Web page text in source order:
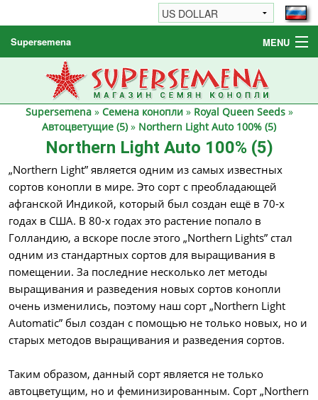
Supersemena MENU
Семена конопли
Другие товары
Как заказать / FAQ
Supersemena» Семена конопли» Royal Queen Seeds»
Автоцветущие (5)» Northern Light Auto 100% (5)
Northern Light Auto 100% (5)
„Northern Light” является одним из самых известных
сортов конопли в мире. Это сорт с преобладающей
афганской Индикой, который был создан ещё в 70-х
годах в США. В 80-х годах это растение попало в
Голландию, а вскоре после этого „Northern Lights” стал
одним из стандартных сортов для выращивания в
помещении. За последние несколько лет методы
выращивания и разведения новых сортов конопли
очень изменились, поэтому наш сорт „Northern Light
Automatic” был создан с помощью не только новых, но и
старых методов выращивания и разведения сортов.
Таким образом, данный сорт является не только
автоцветущим, но и феминизированным. Сорт „Northern